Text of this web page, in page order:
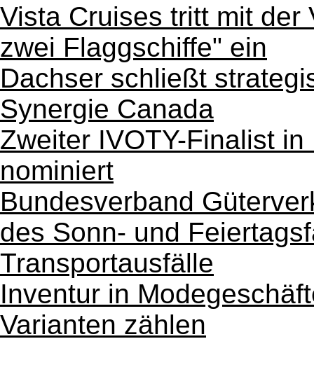
Vista Cruises tritt mit der
zwei Flaggschiffe" ein
Dachser schließt
Synergie Canada
Zweiter IVOTY-Finalist
nominiert
Bundesverband
des Sonn- und
Transportausfälle
Inventur in
Varianten zählen